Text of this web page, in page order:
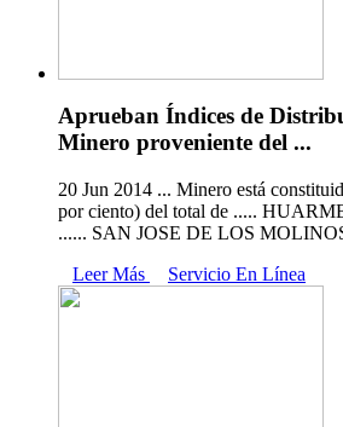
Aprueban Índices de
Minero proveniente del ...
20 Jun 2014 ... Minero está
por ciento) del total de .....
...... SAN JOSE DE LOS
Leer Más
Servicio En Línea